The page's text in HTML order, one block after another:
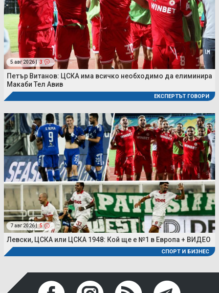
5 авг 2026 | 3
Петър Витанов: ЦСКА има всичко необходимо да елиминира
Макаби Тел Авив
ЕКСПЕРТЪТ ГОВОРИ
7 авг 2026 | 5
Левски, ЦСКА или ЦСКА 1948: Кой ще е №1 в Европа + ВИДЕО
СПОРТ И БИЗНЕС